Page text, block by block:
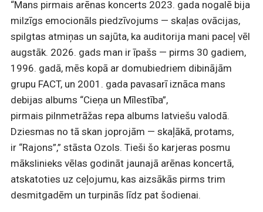
“Mans pirmais arēnas koncerts 2023. gada nogalē bija
milzīgs emocionāls piedzīvojums — skaļas ovācijas,
spilgtas atmiņas un sajūta, ka auditorija mani paceļ vēl
augstāk. 2026. gads man ir īpašs — pirms 30 gadiem,
1996. gadā, mēs kopā ar domubiedriem dibinājām
grupu FACT, un 2001. gada pavasarī iznāca mans
debijas albums “Cieņa un Mīlestība”,
pirmais pilnmetrāžas repa albums latviešu valodā.
Dziesmas no tā skan joprojām — skaļākā, protams,
ir “Rajons”,” stāsta Ozols. Tieši šo karjeras posmu
mākslinieks vēlas godināt jaunajā arēnas koncertā,
atskatoties uz ceļojumu, kas aizsākās pirms trim
desmitgadēm un turpinās līdz pat šodienai.